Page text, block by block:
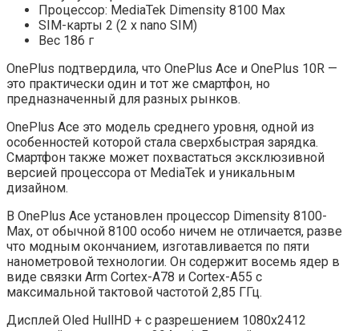
Процессор: MediaTek Dimensity 8100 Max
SIM-карты 2 (2 x nano SIM)
Вес 186 г
OnePlus подтвердила, что OnePlus Ace и OnePlus 10R —
это практически один и тот же смартфон, но
предназначенный для разных рынков.
OnePlus Ace это модель среднего уровня, одной из
особенностей которой стала сверхбыстрая зарядка.
Смартфон также может похвастаться эксклюзивной
версией процессора от MediaTek и уникальным
дизайном.
В OnePlus Ace установлен процессор Dimensity 8100-
Max, от обычной 8100 особо ничем не отличается, разве
что модным окончанием, изготавливается по пяти
нанометровой технологии. Он содержит восемь ядер в
виде связки Arm Cortex-A78 и Cortex-A55 с
максимальной тактовой частотой 2,85 ГГц.
Дисплей Oled HullHD + с разрешением 1080х2412